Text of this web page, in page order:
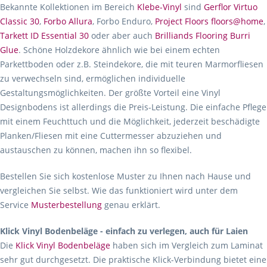
Bekannte Kollektionen im Bereich Klebe-Vinyl sind Gerflor Virtuo
Classic 30, Forbo Allura, Forbo Enduro, Project Floors floors@home,
Tarkett ID Essential 30 oder aber auch Brilliands Flooring Burri
Glue. Schöne Holzdekore ähnlich wie bei einem echten
Parkettboden oder z.B. Steindekore, die mit teuren Marmorfliesen
zu verwechseln sind, ermöglichen individuelle
Gestaltungsmöglichkeiten. Der größte Vorteil eine Vinyl
Designbodens ist allerdings die Preis-Leistung. Die einfache Pflege
mit einem Feuchttuch und die Möglichkeit, jederzeit beschädigte
Planken/Fliesen mit eine Cuttermesser abzuziehen und
austauschen zu können, machen ihn so flexibel.
Bestellen Sie sich kostenlose Muster zu Ihnen nach Hause und
vergleichen Sie selbst. Wie das funktioniert wird unter dem
Service Musterbestellung genau erklärt.
Klick Vinyl Bodenbeläge - einfach zu verlegen, auch für Laien
Die Klick Vinyl Bodenbeläge haben sich im Vergleich zum Laminat
sehr gut durchgesetzt. Die praktische Klick-Verbindung bietet eine